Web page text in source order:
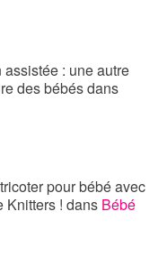
assistée : une autre
des bébésdans
pour bébé avec
Knitters !dans Bébé